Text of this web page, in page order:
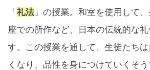
「礼法」の授業。和室を使用して
座での所作など、日本の伝統的な
す。この授業を通して、生徒たち
くなり、品性を身につけていくそう